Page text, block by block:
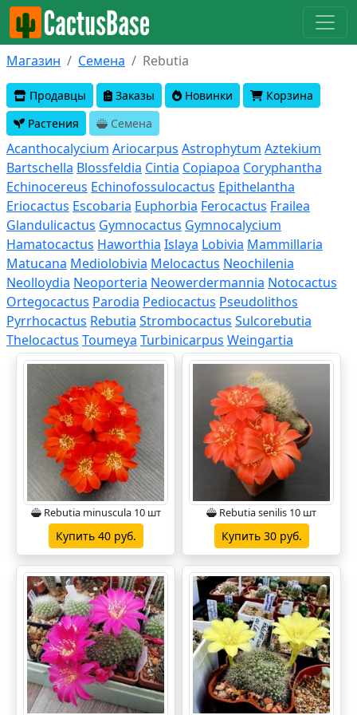
Магазин Семена Rebutia
Продавцы Заказы Новинки
Корзина
Растения
Семена
Acanthocalycium Ariocarpus Astrophytum Aztekium
Bartschella Blossfeldia Cintia Copiapoa Coryphantha
Echinocereus Echinofossulocactus Epithelantha
Eriocactus Escobaria Euphorbia Ferocactus Frailea
Glandulicactus Gymnocactus Gymnocalycium
Hamatocactus Haworthia Islaya Lobivia Mammillaria
Matucana Mediolobivia Melocactus Neochilenia
Neolloydia Neoporteria Neowerdermannia Notocactus
Ortegocactus Parodia Pediocactus Pseudolithos
Pyrrhocactus Rebutia Strombocactus Sulcorebutia
Thelocactus Toumeya Turbinicarpus Weingartia
Rebutia minuscula 10 шт
Купить 40 руб.
Rebutia senilis 10 шт
Купить 30 руб.